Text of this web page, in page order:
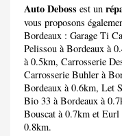
Auto Deboss est un
vous proposons
Bordeaux : Garage Ti
Pelissou à Bordeaux à
à 0.5km, Carrosserie
Carrosserie Buhler à
Bordeaux à 0.6km, Let
Bio 33 à Bordeaux à
Bouscat à 0.7km et Eurl
0.8km.